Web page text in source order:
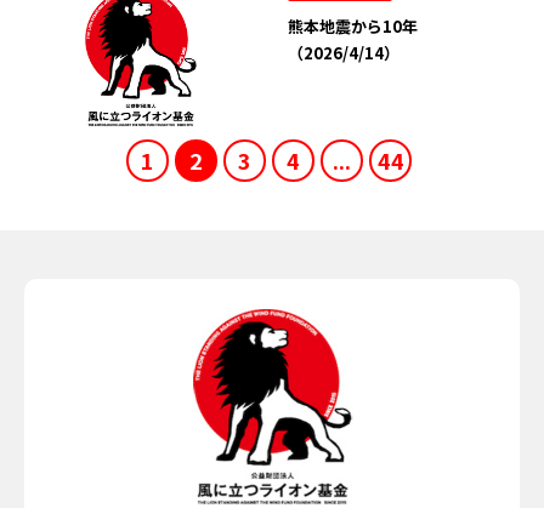
熊本地震から10年
（2026/4/14）
1 2 3 4 ... 44